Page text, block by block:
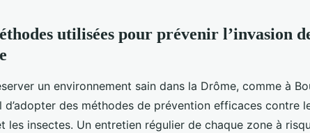
utilisées pour prévenir l’invasion
un environnement sain dans la Drôme, comme à
d’adopter des méthodes de prévention efficaces contre
les insectes. Un entretien régulier de chaque zone à